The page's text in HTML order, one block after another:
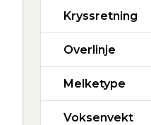
Kryssretning
Overlinje
Melketype
Voksenvekt